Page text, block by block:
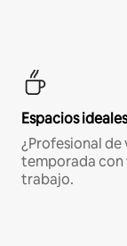
Espacios
¿Profesional
temporada con
trabajo.